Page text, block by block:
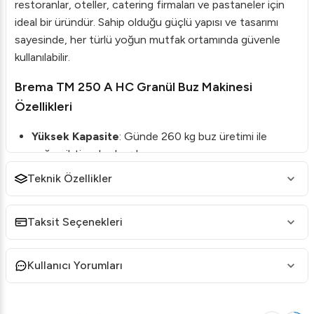
restoranlar, oteller, catering firmaları ve pastaneler için
ideal bir üründür. Sahip olduğu güçlü yapısı ve tasarımı
sayesinde, her türlü yoğun mutfak ortamında güvenle
kullanılabilir.
Brema TM 250 A HC Granül Buz Makinesi
Özellikleri
Yüksek Kapasite: Günde 260 kg buz üretimi ile
yoğun ihtiyaçları karşılar.
Granül Buz Üretimi
tercih edilen granül buz kalitesi sunar.
Enerji Verimliliği: Düşük enerji tüketimi ile maliyetleri
Kolay Kullanım: Basit ve kullanıcı dostu kontrol paneli
Teknik Özellikler
Taksit Seçenekleri
Kullanıcı Yorumları